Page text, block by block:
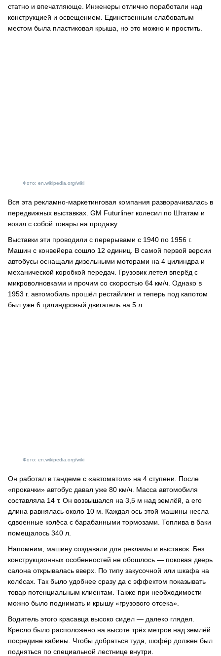
статно и впечатляюще. Инженеры отлично поработали над
конструкцией и освещением. Единственным слабоватым
местом была пластиковая крыша, но это можно и простить.
Фото: en.wikipedia.org/wiki
Вся эта рекламно-маркетинговая компания разворачивалась в
передвижных выставках. GM Futurliner колесил по Штатам и
возил с собой товары на продажу.
Выставки эти проводили с перерывами с 1940 по 1956 г.
Машин с конвейера сошло 12 единиц. В самой первой версии
автобусы оснащали дизельными моторами на 4 цилиндра и
механической коробкой передач. Грузовик летел вперёд с
микроволновками и прочим со скоростью 64 км/ч. Однако в
1953 г. автомобиль прошёл рестайлинг и теперь под капотом
был уже 6 цилиндровый двигатель на 5 л.
Фото: en.wikipedia.org/wiki
Он работал в тандеме с «автоматом» на 4 ступени. После
«прокачки» автобус давал уже 80 км/ч. Масса автомобиля
составляла 14 т. Он возвышался на 3,5 м над землёй, а его
длина равнялась около 10 м. Каждая ось этой машины несла
сдвоенные колёса с барабанными тормозами. Топлива в баки
помещалось 340 л.
Напомним, машину создавали для рекламы и выставок. Без
конструкционных особенностей не обошлось — поковая дверь
салона открывалась вверх. По типу закусочной или шкафа на
колёсах. Так было удобнее сразу да с эффектом показывать
товар потенциальным клиентам. Также при необходимости
можно было поднимать и крышу «грузового отсека».
Водитель этого красавца высоко сидел — далеко глядел.
Кресло было расположено на высоте трёх метров над землёй
посредине кабины. Чтобы добраться туда, шофёр должен был
подняться по специальной лестнице внутри.